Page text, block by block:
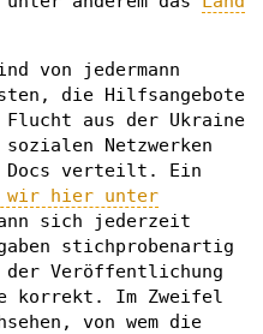
von jedermann
die Hilfsangebote
aus der Ukraine
Netzwerken
Docs verteilt. Ein
wir hier unter
sich jederzeit
stichprobenartig
Veröffentlichung
korrekt. Im Zweifel
von wem die